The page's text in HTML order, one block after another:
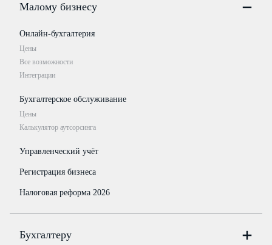
Малому бизнесу
Онлайн-бухгалтерия
Цены
Все возможности
Интеграции
Бухгалтерское обслуживание
Цены
Калькулятор аутсорсинга
Управленческий учёт
Регистрация бизнеса
Налоговая реформа 2026
Бухгалтеру